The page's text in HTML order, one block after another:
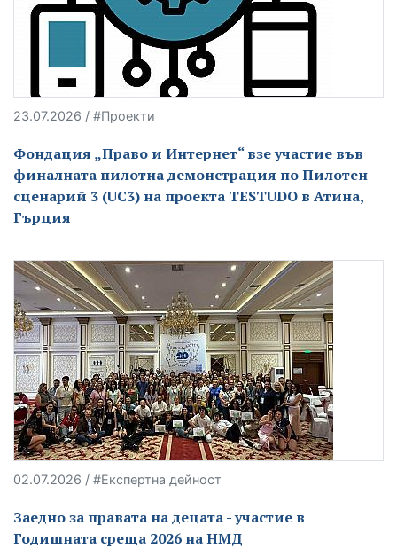
23.07.2026 / #Проекти
Фондация „Право и Интернет“ взе участие във
финалната пилотна демонстрация по Пилотен
сценарий 3 (UC3) на проекта TESTUDO в Атина,
Гърция
02.07.2026 / #Експертна дейност
Заедно за правата на децата - участие в
Годишната среща 2026 на НМД